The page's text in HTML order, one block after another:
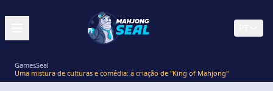
GamesSeal
Uma mistura de culturas e comédia: a criação de "King of Mahjong"